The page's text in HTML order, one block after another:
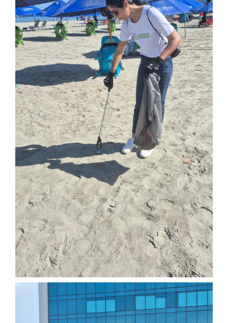
Participación social
SARLAFT/FPADM
Ley de transparencia
Nuestras sedes
Sala de prensa
Escríbenos tus PQRS